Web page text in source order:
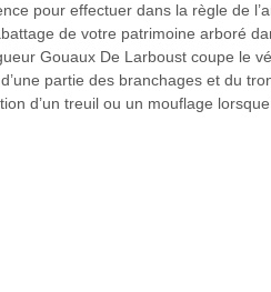
pour effectuer dans la règle de
de votre patrimoine arboré
Gouaux De Larboust coupe le
partie des branchages et du
d’un treuil ou un mouflage